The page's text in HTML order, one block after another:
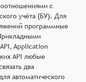
с
учёта (БУ). Для
программные
Application
API любые
два
автоматического